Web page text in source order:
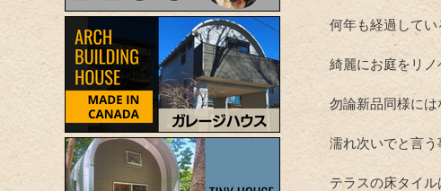
何年も経過してい
綺麗にお庭をリノ
勿論新品同様に
濡れ次いでと言う
テラスの床タイ